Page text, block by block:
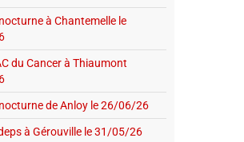
à Chantemelle le
du Cancer à Thiaumont
de Anloy le 26/06/26
à Gérouville le 31/05/26